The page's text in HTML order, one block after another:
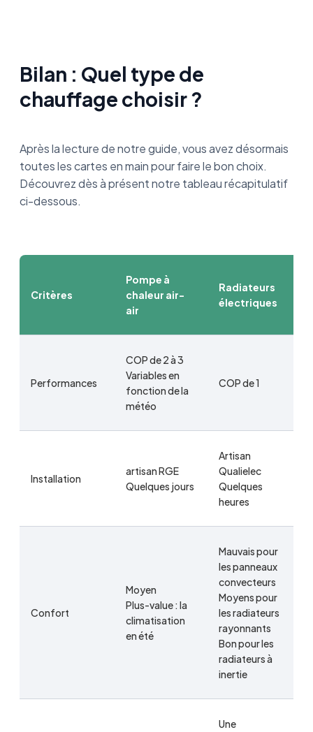
Bilan : Quel type de
chauffage choisir ?
Après la lecture de notre guide, vous avez désormais
toutes les cartes en main pour faire le bon choix.
Découvrez dès à présent notre tableau récapitulatif
ci-dessous.
Critères
Pompe à
chaleur air-
air
Radiateurs
électriques
Performances
COP de 2 à 3
Variables en
fonction de la
météo
COP de 1
Installation
artisan RGE
Quelques jours
Artisan
Qualielec
Quelques
heures
Confort
Moyen
Plus-value : la
climatisation
en été
Mauvais pour
les panneaux
convecteurs
Moyens pour
les radiateurs
rayonnants
Bon pour les
radiateurs à
inertie
Une